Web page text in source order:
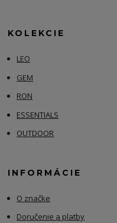
KOLEKCIE
LEO
GEM
RON
ESSENTIALS
OUTDOOR
INFORMÁCIE
O značke
Doručenie a platby